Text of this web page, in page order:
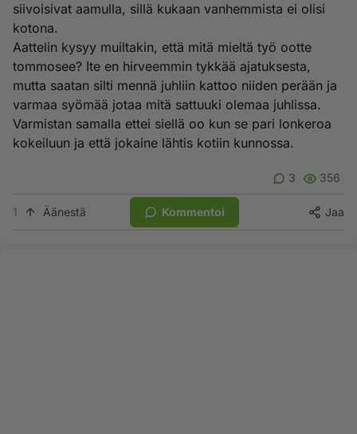
siivoisivat aamulla, sillä kukaan vanhemmista ei olisi
kotona.
Aattelin kysyy muiltakin, että mitä mieltä työ ootte
tommosee? Ite en hirveemmin tykkää ajatuksesta,
mutta saatan silti mennä juhliin kattoo niiden perään ja
varmaa syömää jotaa mitä sattuuki olemaa juhlissa.
Varmistan samalla ettei siellä oo kun se pari lonkeroa
kokeiluun ja että jokaine lähtis kotiin kunnossa.
3 356
1 Äänestä Kommentoi Jaa